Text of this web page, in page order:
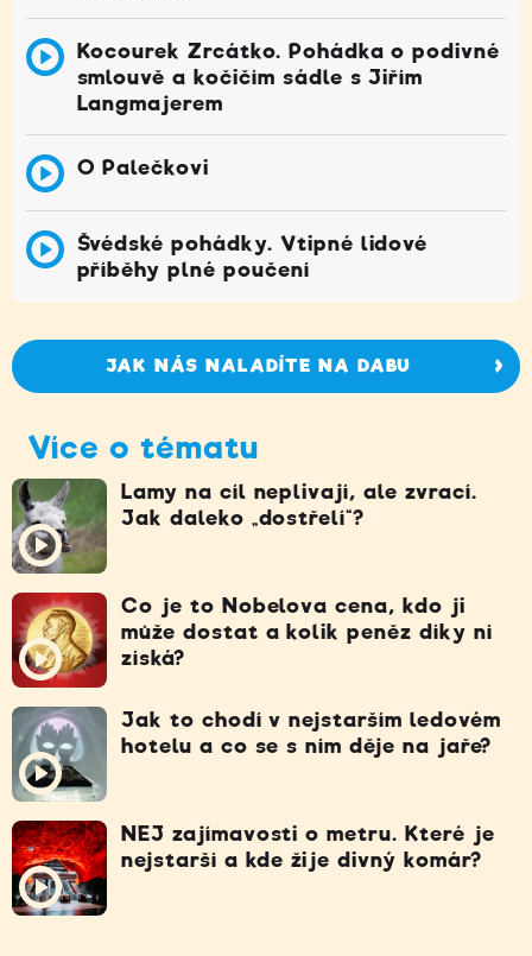
Kocourek Zrcátko. Pohádka o podivné
smlouvě a kočičím sádle s Jiřím
Langmajerem
O Palečkovi
Švédské pohádky. Vtipné lidové
příběhy plné poučení
JAK NÁS NALADÍTE NA DABU
Více o tématu
Lamy na cíl neplivají, ale zvrací.
Jak daleko „dostřelí“?
Co je to Nobelova cena, kdo ji
může dostat a kolik peněz díky ní
získá?
Jak to chodí v nejstarším ledovém
hotelu a co se s ním děje na jaře?
NEJ zajímavosti o metru. Které je
nejstarší a kde žije divný komár?